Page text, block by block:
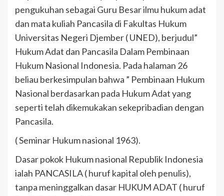
pengukuhan sebagai Guru Besar ilmu hukum adat
dan mata kuliah Pancasila di Fakultas Hukum
Universitas Negeri Djember ( UNED), berjudul”
Hukum Adat dan Pancasila Dalam Pembinaan
Hukum Nasional Indonesia. Pada halaman 26
beliau berkesimpulan bahwa ” Pembinaan Hukum
Nasional berdasarkan pada Hukum Adat yang
seperti telah dikemukakan sekepribadian dengan
Pancasila.
( Seminar Hukum nasional 1963).
Dasar pokok Hukum nasional Republik Indonesia
ialah PANCASILA ( huruf kapital oleh penulis),
tanpa meninggalkan dasar HUKUM ADAT ( huruf